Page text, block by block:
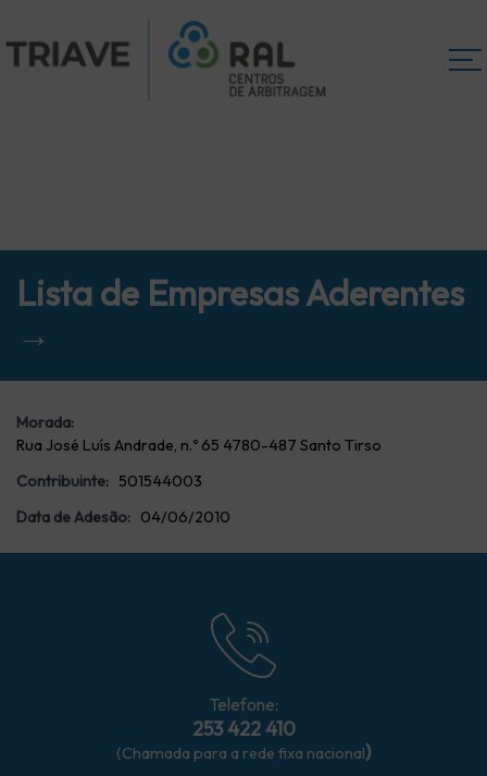
Lista de Empresas Aderentes
→
Morada:
Rua José Luís Andrade, n.º 65 4780-487 Santo Tirso
Contribuinte: 501544003
Data de Adesão: 04/06/2010
Telefone:
253 422 410
(Chamada para a rede fixa nacional)